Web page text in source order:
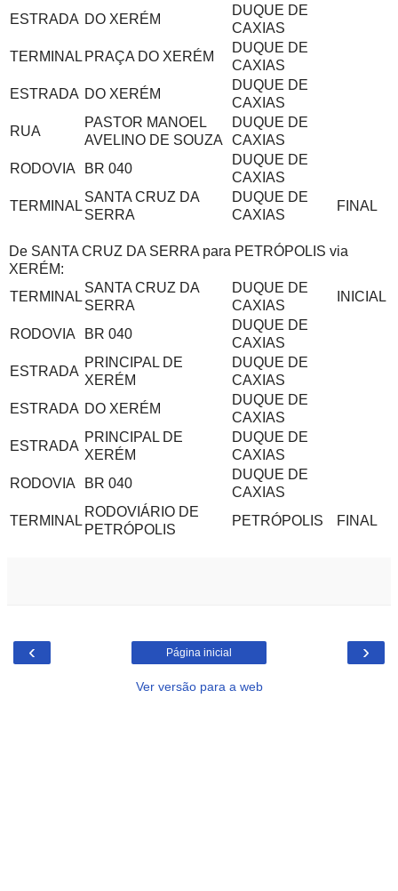
ESTRADA DO XERÉM
DUQUE DE
CAXIAS
TERMINAL PRAÇA DO XERÉM
DUQUE DE
CAXIAS
ESTRADA DO XERÉM
DUQUE DE
CAXIAS
RUA
PASTOR MANOEL
AVELINO DE SOUZA
DUQUE DE
CAXIAS
RODOVIA
BR 040
DUQUE DE
CAXIAS
TERMINAL
SANTA CRUZ DA
SERRA
DUQUE DE
CAXIAS
FINAL
De SANTA CRUZ DA SERRA para PETRÓPOLIS via
XERÉM:
TERMINAL
SANTA CRUZ DA
SERRA
DUQUE DE
CAXIAS
INICIAL
RODOVIA BR 040
DUQUE DE
CAXIAS
ESTRADA
PRINCIPAL DE
XERÉM
DUQUE DE
CAXIAS
ESTRADA DO XERÉM
DUQUE DE
CAXIAS
ESTRADA
PRINCIPAL DE
XERÉM
DUQUE DE
CAXIAS
RODOVIA
BR 040
DUQUE DE
CAXIAS
TERMINAL
RODOVIÁRIO DE
PETRÓPOLIS
PETRÓPOLIS FINAL
‹ ›
Página inicial
Ver versão para a web